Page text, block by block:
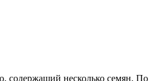
содержащий несколько семян. По